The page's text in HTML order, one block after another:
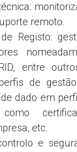
remoto.
Registo:
entre
de
dado em
como
etc.
e